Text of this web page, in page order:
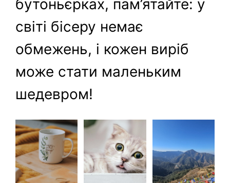
бутоньєрках, пам’ятайте: у
світі бісеру немає
обмежень, і кожен виріб
може стати маленьким
шедевром!